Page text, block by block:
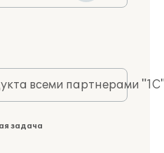
всеми партнерами
задача